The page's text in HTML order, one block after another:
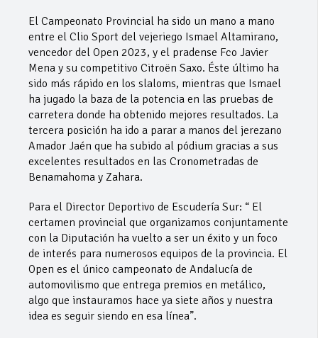
El Campeonato Provincial ha sido un mano a mano
entre el Clio Sport del vejeriego Ismael Altamirano,
vencedor del Open 2023, y el pradense Fco Javier
Mena y su competitivo Citroën Saxo. Éste último ha
sido más rápido en los slaloms, mientras que Ismael
ha jugado la baza de la potencia en las pruebas de
carretera donde ha obtenido mejores resultados. La
tercera posición ha ido a parar a manos del jerezano
Amador Jaén que ha subido al pódium gracias a sus
excelentes resultados en las Cronometradas de
Benamahoma y Zahara.
Para el Director Deportivo de Escudería Sur: “ El
certamen provincial que organizamos conjuntamente
con la Diputación ha vuelto a ser un éxito y un foco
de interés para numerosos equipos de la provincia. El
Open es el único campeonato de Andalucía de
automovilismo que entrega premios en metálico,
algo que instauramos hace ya siete años y nuestra
idea es seguir siendo en esa línea”.